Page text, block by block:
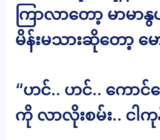
ကြာလာတော့ မာမာ
မိန်းမသားဆိုတော့ မ
“ဟင်.. ဟင်.. ကောင်လ
ကို လာလိုးစမ်း.. ငါကု